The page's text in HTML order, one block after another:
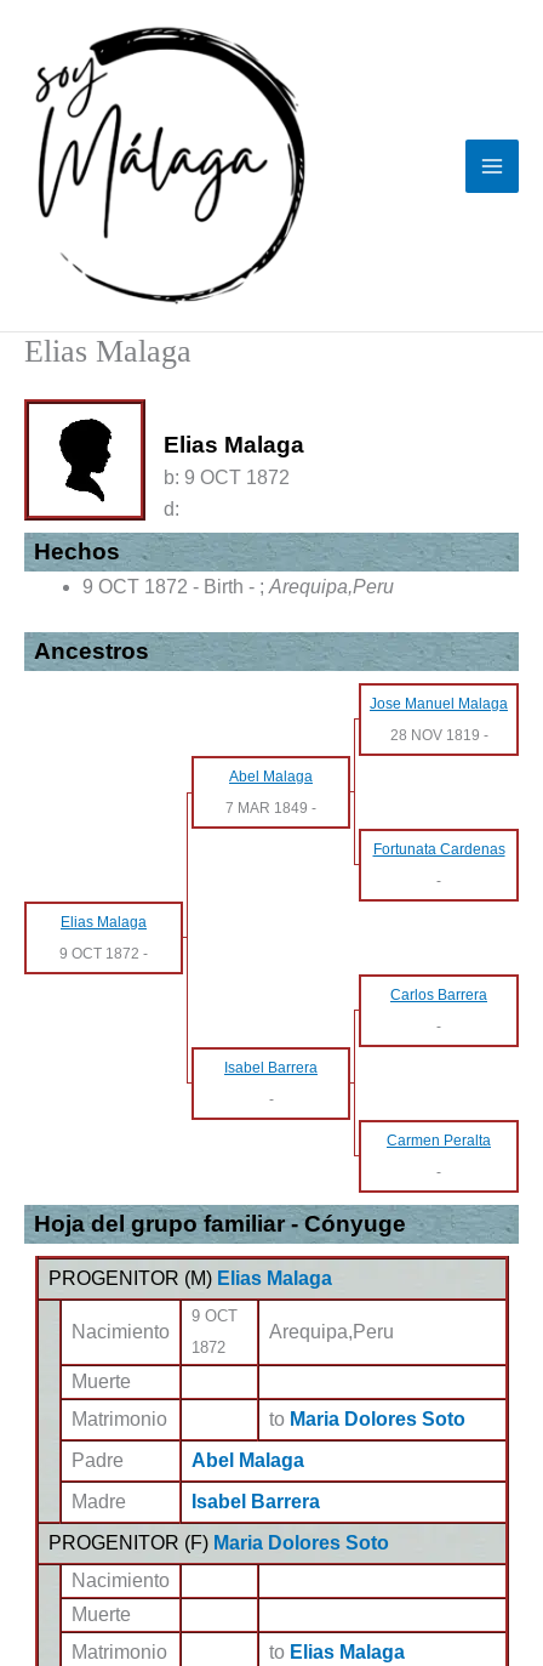
contenido
Elias Malaga
Elias Malaga
b: 9 OCT 1872
d:
Hechos
9 OCT 1872 - Birth - ; Arequipa,Peru
Ancestros
Jose Manuel Malaga
28 NOV 1819 -
Abel Malaga
7 MAR 1849 -
Fortunata Cardenas
-
Elias Malaga
9 OCT 1872 -
Carlos Barrera
-
Isabel Barrera
-
Carmen Peralta
-
Hoja del grupo familiar - Cónyuge
PROGENITOR (M) Elias Malaga
Nacimiento
9 OCT
1872
Arequipa,Peru
Muerte
Matrimonio
to Maria Dolores Soto
Padre
Abel Malaga
Madre
Isabel Barrera
PROGENITOR (F) Maria Dolores Soto
Nacimiento
Muerte
Matrimonio
to Elias Malaga